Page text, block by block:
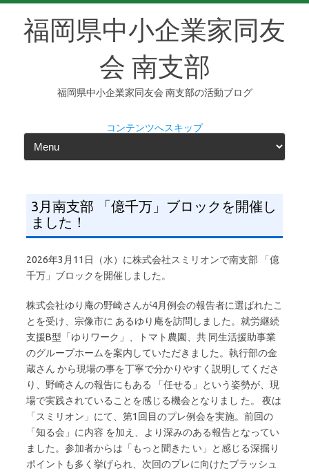
福岡県中小企業家同友
会 南支部
福岡県中小企業家同友会 南支部の活動ブログ
コンテンツへスキップ
3月南支部 「億千万」ブロックを開催し
ました！
2026年3月11日（水）に株式会社スミリオンで南支部 「億
千万」ブロックを開催しました。
株式会社ゆり庵の野崎さんが4月例会の報告者に選ばれたこ
とを受け、宗像市に あるゆり庵を訪問しました。就労継続
支援B型「ゆりワーク」、トマト農園、共 同生活援助事業
のグループホームを案内していただきました。執行部の金
蔵さん から現場の事を丁寧で分かりやすく説明してくださ
り、野崎さんの報告にもある 「任せる」という姿勢が、現
場で実践されていることを感じる機会となりまし た。 夜は
「スミリオン」にて、第1回目のプレ例会を実施。前回の
「知る会」に内容 を加え、より深みのある報告となってい
ました。参加者からは「もっと聞きた い」と感じる深掘り
ポイントも多く挙げられ、次回のプレに向けたブラッシュ